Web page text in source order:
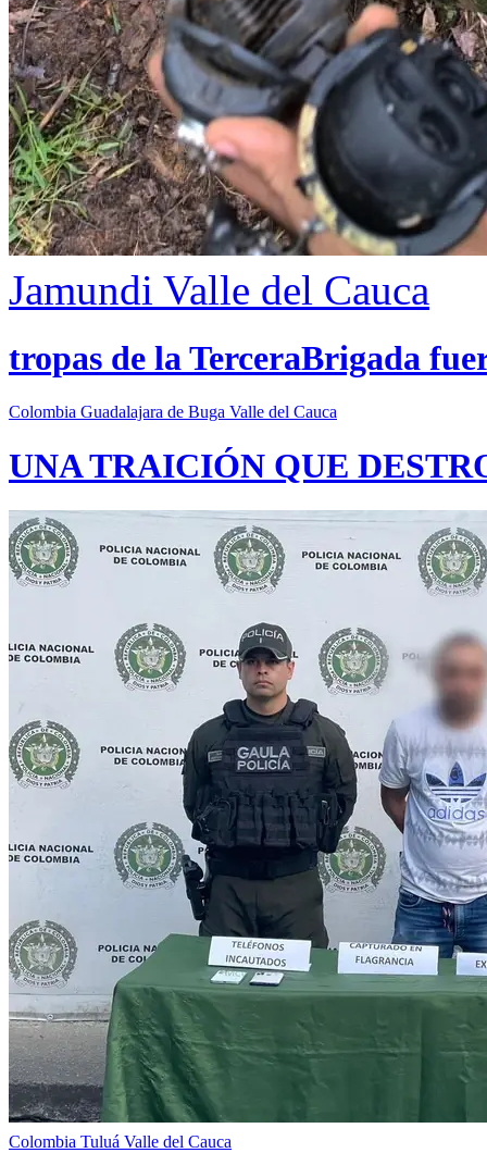
Jamundi Valle del Cauca
tropas de la TerceraBrigada
Colombia Guadalajara de Buga Valle del Cauca
UNA TRAICIÓN QUE
Colombia Tuluá Valle del Cauca